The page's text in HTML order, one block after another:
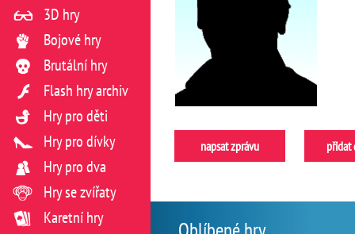
napsat zprávu přidat
3D hry
Bojové hry
Brutální hry
Flash hry archiv
Hry pro děti
Hry pro dívky
Hry pro dva
Hry se zvířaty
Karetní hry